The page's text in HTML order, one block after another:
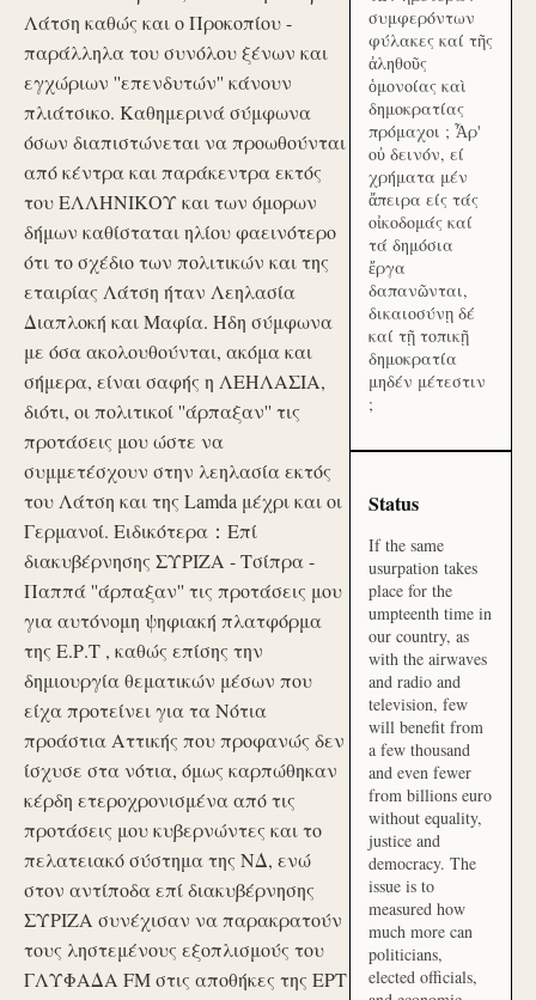
Λάτση καθώς και ο Προκοπίου -
παράλληλα του συνόλου ξένων και
εγχώριων ''επενδυτών'' κάνουν
πλιάτσικο. Καθημερινά σύμφωνα
όσων διαπιστώνεται να προωθούνται
από κέντρα και παράκεντρα εκτός
του ΕΛΛΗΝΙΚΟΥ και των όμορων
δήμων καθίσταται ηλίου φαεινότερο
ότι το σχέδιο των πολιτικών και της
εταιρίας Λάτση ήταν Λεηλασία
Διαπλοκή και Μαφία. Ήδη σύμφωνα
με όσα ακολουθούνται, ακόμα και
σήμερα, είναι σαφής η ΛΕΗΛΑΣΙΑ,
διότι, οι πολιτικοί ''άρπαξαν'' τις
προτάσεις μου ώστε να
συμμετέσχουν στην λεηλασία εκτός
του Λάτση και της Lamda μέχρι και οι
Γερμανοί. Ειδικότερα：Επί
διακυβέρνησης ΣΥΡΙΖΑ - Τσίπρα -
Παππά ''άρπαξαν'' τις προτάσεις μου
για αυτόνομη ψηφιακή πλατφόρμα
της Ε.Ρ.Τ , καθώς επίσης την
δημιουργία θεματικών μέσων που
είχα προτείνει για τα Νότια
προάστια Αττικής που προφανώς δεν
ίσχυσε στα νότια, όμως καρπώθηκαν
κέρδη ετεροχρονισμένα από τις
προτάσεις μου κυβερνώντες και το
πελατειακό σύστημα της ΝΔ, ενώ
στον αντίποδα επί διακυβέρνησης
ΣΥΡΙΖΑ συνέχισαν να παρακρατούν
τους ληστεμένους εξοπλισμούς του
ΓΛΥΦΑΔΑ FM στις αποθήκες της ΕΡΤ
συμφερόντων
φύλακες καί τῆς
ἀληθοῦς
ὁμονοίας καὶ
δημοκρατίας
πρόμαχοι ; Ἆρ'
οὐ δεινόν, εί
χρήματα μέν
ἄπειρα είς τάς
οἰκοδομάς καί
τά δημόσια
ἔργα
δαπανῶνται,
δικαιοσύνῃ δέ
καί τῇ τοπικῇ
δημοκρατία
μηδέν μέτεστιν
;
Status
If the same
usurpation takes
place for the
umpteenth time in
our country, as
with the airwaves
and radio and
television, few
will benefit from
a few thousand
and even fewer
from billions euro
without equality,
justice and
democracy. The
issue is to
measured how
much more can
politicians,
elected officials,